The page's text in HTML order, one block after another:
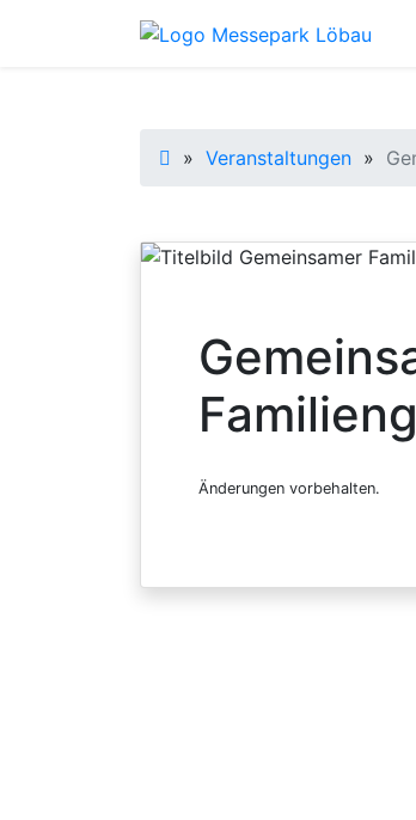
Startseite
» Veranstaltungen »
Änderungen vorbehalten.